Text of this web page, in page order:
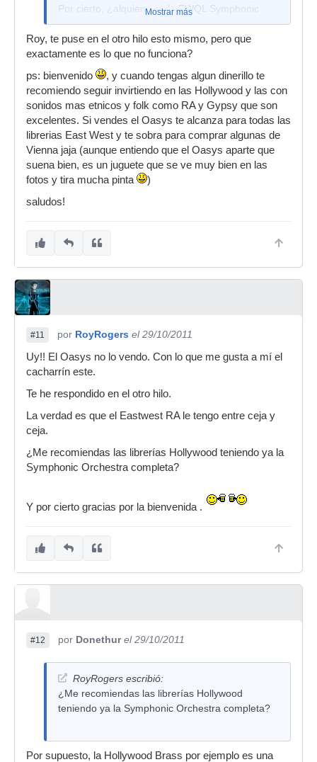
Por cierto, ¿alquien usa la EWQL Symphonic
Choirs con Logic 5 en PC?
Lo digo porque no he sido capaz de hacer
funciona wordbuilder y llevo ya unos años
limitado a usar S. Choirs como un reproductor de
muestras.
Mostrar más
Roy, te puse en el otro hilo esto mismo, pero que
exactamente es lo que no funciona?
ps: bienvenido
, y cuando tengas algun dinerillo te
recomiendo seguir invirtiendo en las Hollywood y las con
sonidos mas etnicos y folk como RA y Gypsy que son
excelentes. Si vendes el Oasys te alcanza para todas las
librerias East West y te sobra para comprar algunas de
Vienna jaja (aunque entiendo que el Oasys aparte que
suena bien, es un juguete que se ve muy bien en las
fotos y tira mucha pinta
)
saludos!
#11 por RoyRogers el 29/10/2011
Uy!! El Oasys no lo vendo. Con lo que me gusta a mí el
cacharrín este.
Te he respondido en el otro hilo.
La verdad es que el Eastwest RA le tengo entre ceja y
ceja.
¿Me recomiendas las librerías Hollywood teniendo ya la
Symphonic Orchestra completa?
Y por cierto gracias por la bienvenida .
#12 por Donethur el 29/10/2011
RoyRogers escribió:
¿Me recomiendas las librerías Hollywood
teniendo ya la Symphonic Orchestra completa?
Por supuesto, la Hollywood Brass por ejemplo es una